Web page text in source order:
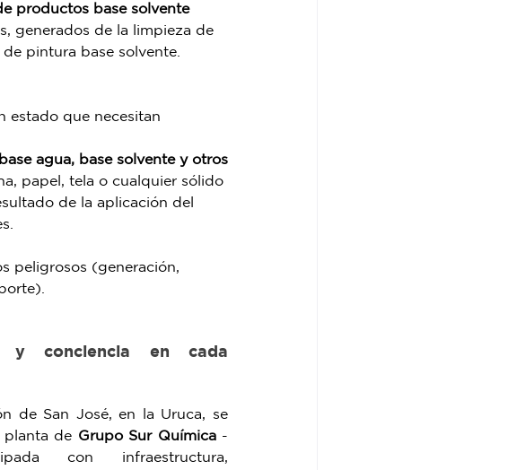
productos base solvente
generados de la limpieza de
pintura base solvente.
estado que necesitan
agua, base solvente y otros
papel, tela o cualquier sólido
de la aplicación del
peligrosos (generación,
y conciencia en cada
de San José, en la Uruca, se
planta de Grupo Sur Química
con infraestructura,